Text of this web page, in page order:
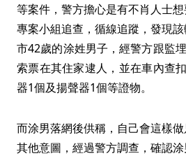
等案件，警方擔心是有不肖人士
專案小組追查，循線追蹤，發現
市42歲的涂姓男子，經警方跟監
索票在其住家逮人，並在車內查
器1個及揚聲器1個等證物。
而涂男落網後供稱，自己會這樣
其他意圖，經過警方調查，確認